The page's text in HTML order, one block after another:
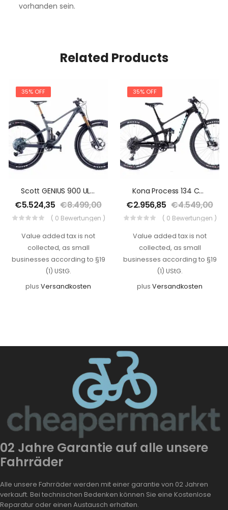
vorhanden sein.
Related Products
35% OFF
Scott GENIUS 900 ULTIMATE AXS 29″ 44 Cm 2020
€5.524,35 €8.499,00
( 0 Bewertungen )
Value added tax is not
collected, as small
businesses according to §19
(1) UStG.
plus Versandkosten
35% OFF
Kona Process 134 CR 29″ 41 Cm 2020
€2.956,85 €4.549,00
( 0 Bewertungen )
Value added tax is not
collected, as small
businesses according to §19
(1) UStG.
plus Versandkosten
02 Jahre Garantie auf alle unsere
Fahrräder
Alle unsere Fahrräder werden mit einer garantie von 02 Jahren
verkauft. Bei technischen Bedenken können Sie eine Kostenlose
Reparatur oder einen Austausch erhalten.